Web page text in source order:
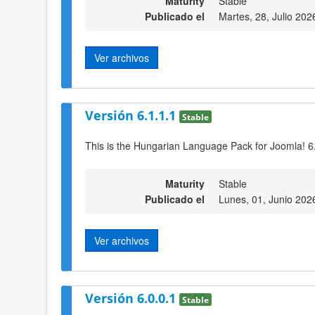
Publicado el
Martes, 28, Julio
Ver archivos
Versión 6.1.1.1 Stable
This is the Hungarian Language Pack for Joomla!
Maturity
Stable
Publicado el
Lunes, 01, Junio
Ver archivos
Versión 6.0.0.1 Stable